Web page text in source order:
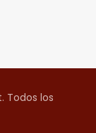
Todos los